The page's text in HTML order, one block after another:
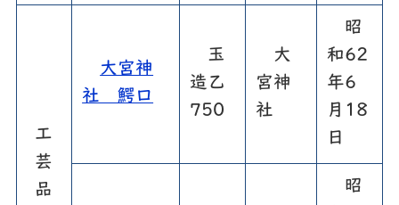
工
芸
品
大宮神
社 鰐口
玉
造乙
750
大
宮神
社
昭
和62
年6
月18
日
昭